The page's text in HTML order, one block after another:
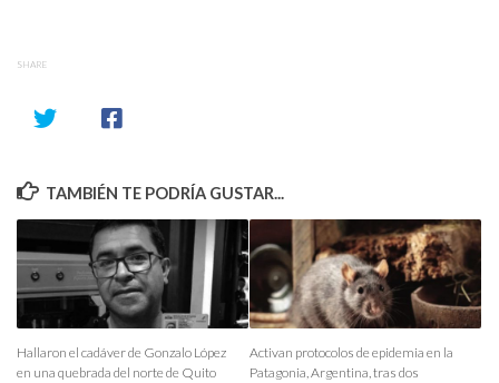
SHARE
TAMBIÉN TE PODRÍA GUSTAR...
Hallaron el cadáver de Gonzalo López
en una quebrada del norte de Quito
Activan protocolos de epidemia en la
Patagonia, Argentina, tras dos